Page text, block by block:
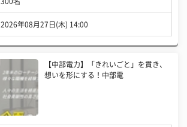
2026年08月27日(木) 14:00
【中部電力】「きれいごと」を貫き、
想いを形にする！中部電